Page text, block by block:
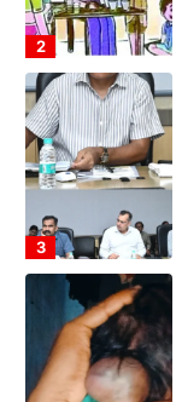
2
3